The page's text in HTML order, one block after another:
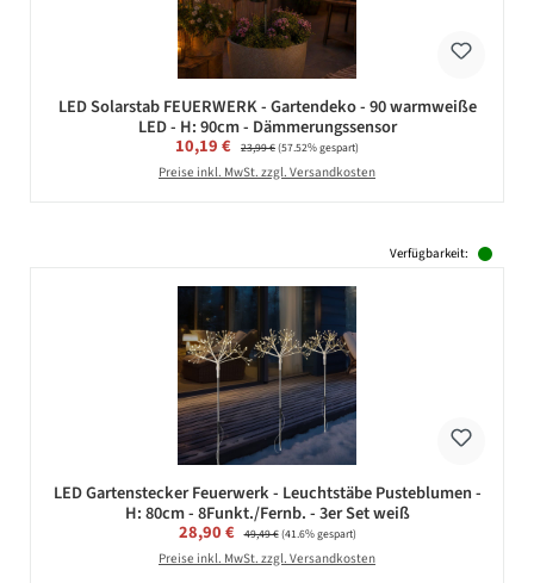
LED Solarstab FEUERWERK - Gartendeko - 90 warmweiße
LED - H: 90cm - Dämmerungssensor
Verkaufspreis:
10,19 € Regulärer Preis:
23,99 €(57.52% gespart)
Preise inkl. MwSt. zzgl. Versandkosten
Verfügbarkeit:
LED Gartenstecker Feuerwerk - Leuchtstäbe Pusteblumen -
H: 80cm - 8Funkt./Fernb. - 3er Set weiß
Verkaufspreis:
28,90 € Regulärer Preis:
49,49 €(41.6% gespart)
Preise inkl. MwSt. zzgl. Versandkosten